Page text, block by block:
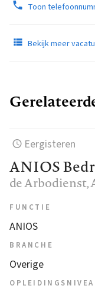
Toon
Bekijk meer
Eergisteren
ANIOS
de Arbodienst,
FUNCTIE
ANIOS
BRANCHE
Overige